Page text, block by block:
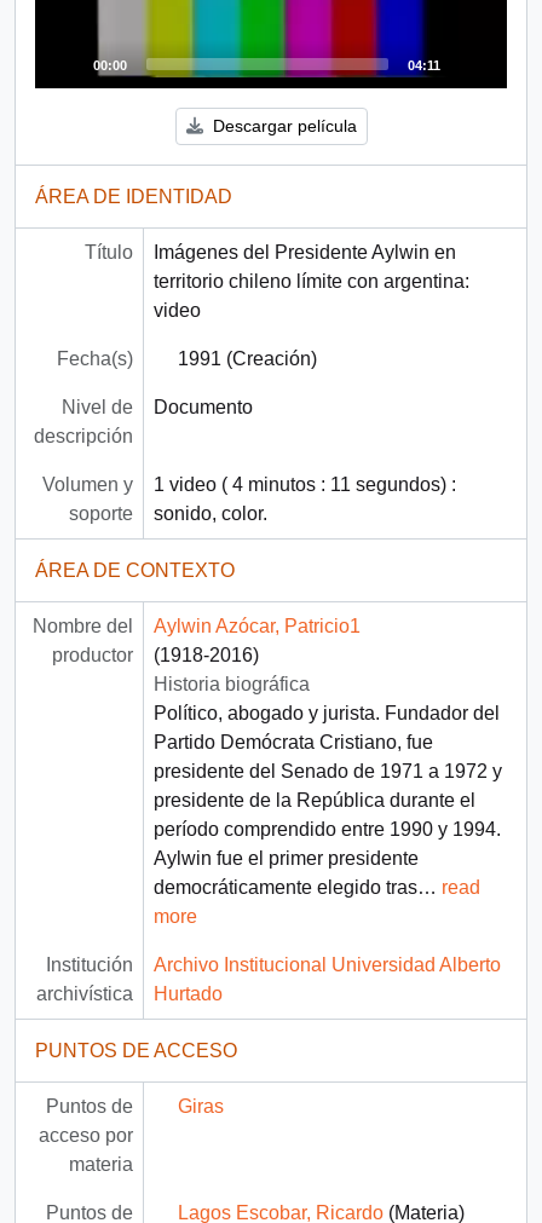
00:00 04:11
Descargar película
ÁREA DE IDENTIDAD
Título
Imágenes del Presidente Aylwin en
territorio chileno límite con argentina:
video
Fecha(s) 1991 (Creación)
Nivel de
descripción
Documento
Volumen y
soporte
1 video ( 4 minutos : 11 segundos) :
sonido, color.
ÁREA DE CONTEXTO
Nombre del
productor
Aylwin Azócar, Patricio1
(1918-2016)
Historia biográfica
Político, abogado y jurista. Fundador del
Partido Demócrata Cristiano, fue
presidente del Senado de 1971 a 1972 y
presidente de la República durante el
período comprendido entre 1990 y 1994.
Aylwin fue el primer presidente
democráticamente elegido tras… read
more
Institución
archivística
Archivo Institucional Universidad Alberto
Hurtado
PUNTOS DE ACCESO
Puntos de
acceso por
materia
Giras
Puntos de Lagos Escobar, Ricardo(Materia)